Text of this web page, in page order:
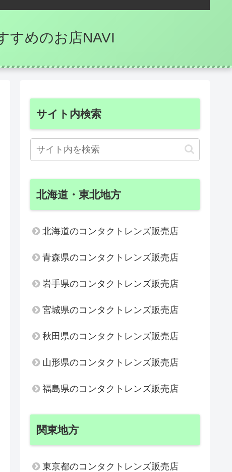
すめのお店NAVI
サイト内検索
北海道・東北地方
北海道のコンタクトレンズ販売店
青森県のコンタクトレンズ販売店
岩手県のコンタクトレンズ販売店
宮城県のコンタクトレンズ販売店
秋田県のコンタクトレンズ販売店
山形県のコンタクトレンズ販売店
福島県のコンタクトレンズ販売店
関東地方
東京都のコンタクトレンズ販売店